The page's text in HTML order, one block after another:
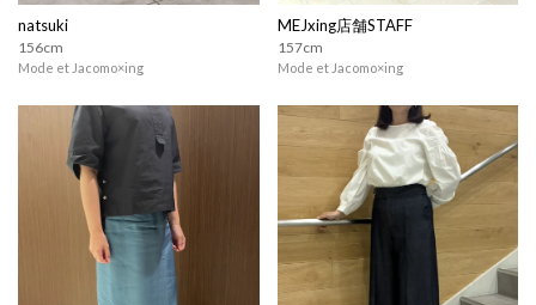
natsuki
156cm
Mode et Jacomo×ing
MEJxing店舗STAFF
157cm
Mode et Jacomo×ing